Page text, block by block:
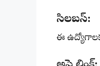
సిలబస్:
ఈ